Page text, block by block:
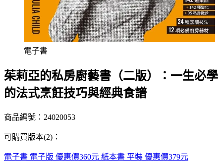
電子書
茱莉亞的私房廚藝書（二版）：一生必學
的法式烹飪技巧與經典食譜
商品編號：24020053
可購買版本(2)：
電子書 電子版 優惠價360元 紙本書 平裝 優惠價379元